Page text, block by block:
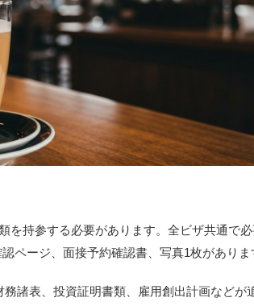
を持参する必要があります。全ビザ共通で
ページ、面接予約確認書、写真1枚がありま
諸表、投資証明書類、雇用創出計画などが